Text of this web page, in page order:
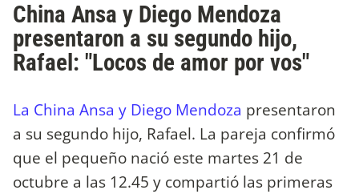
China Ansa y Diego Mendoza
presentaron a su segundo hijo,
Rafael: "Locos de amor por vos"
La China Ansa y Diego Mendoza presentaron
a su segundo hijo, Rafael. La pareja confirmó
que el pequeño nació este martes 21 de
octubre a las 12.45 y compartió las primeras